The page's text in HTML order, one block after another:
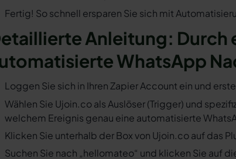
Fertig! So schnell ersparen Sie sich mit
Anleitung: Durch
WhatsApp
Loggen Sie sich in Ihren Zapier Account ein und
Wählen Sie Ujoin.co als Auslöser (Trigger) und
welchem Ereignis genau eine automatisierte
Klicken Sie unterhalb der Box von Ujoin.co auf das
Suchen Sie nach „hellomateo“ und klicken Sie auf